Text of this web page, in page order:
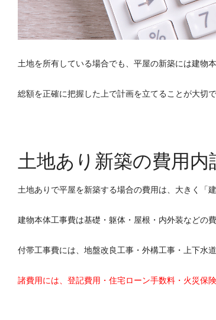
土地を所有している場合でも、平屋の新築には建物
総額を正確に把握した上で計画を立てることが大切で
土地あり新築の費用内
土地ありで平屋を新築する場合の費用は、大きく「
建物本体工事費は基礎・躯体・屋根・内外装などの
付帯工事費には、地盤改良工事・外構工事・上下水
諸費用には、登記費用・住宅ローン手数料・火災保